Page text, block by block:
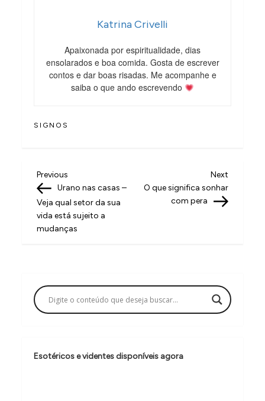
Katrina Crivelli
Apaixonada por espiritualidade, dias
ensolarados e boa comida. Gosta de escrever
contos e dar boas risadas. Me acompanhe e
saiba o que ando escrevendo
SIGNOS
N
a
v
e
ç
ã
d
Previous
Post
Previous
Urano nas casas –
Veja qual setor da sua
vida está sujeito a
mudanças
Next
Post
Next
O que significa sonhar
com pera
Esotéricos e videntes disponíveis agora